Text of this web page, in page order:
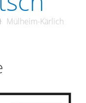
Mülheim-Kärlich